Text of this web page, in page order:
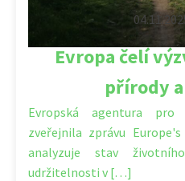
Evropa čelí
přírody
Evropská agentura
zveřejnila zprávu
analyzuje stav
udržitelnosti v […]